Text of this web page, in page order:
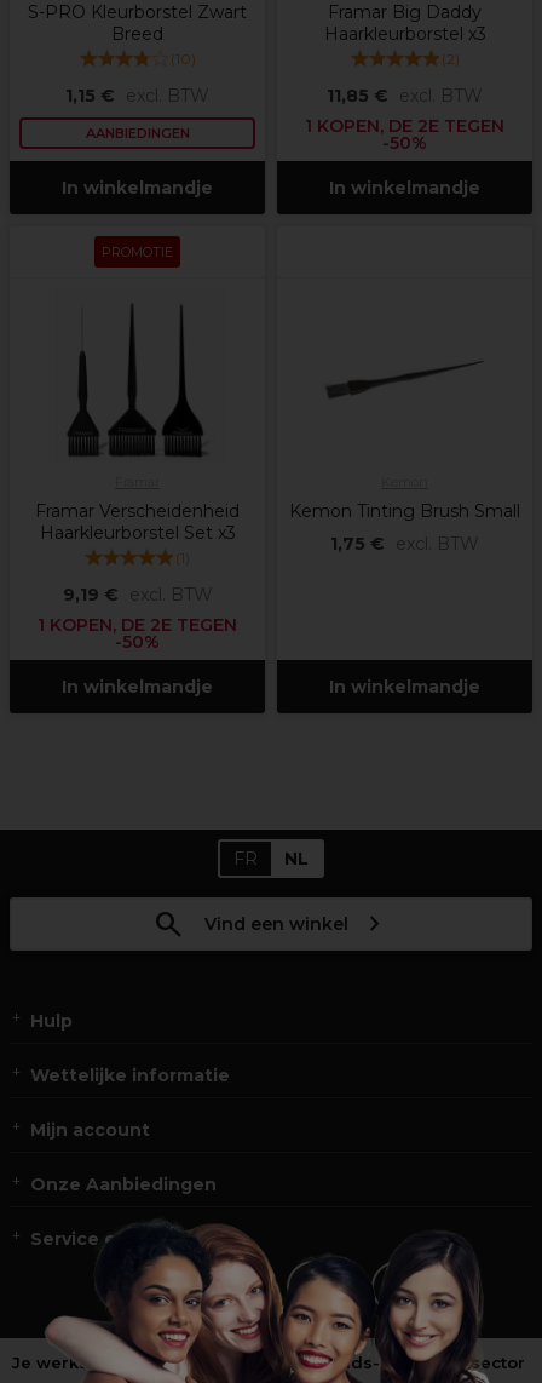
S-PRO Kleurborstel Zwart
Breed
(10)
1,15 € excl. BTW
AANBIEDINGEN
In winkelmandje
Framar Big Daddy
Haarkleurborstel x3
(2)
11,85 €
excl. BTW
1 KOPEN, DE 2E TEGEN
-50%
In winkelmandje
PROMOTIE
Framar Verscheidenheid
Haarkleurborstel Set x3
(1)
9,19 €
excl. BTW
1 KOPEN, DE 2E TEGEN
-50%
In winkelmandje
Kemon Tinting Brush Small
1,75 €
excl. BTW
In winkelmandje
FR NL
Vind een winkel
Hulp
Wettelijke informatie
Mijn account
Onze Aanbiedingen
Service en Contact
Je werkt niet in de kappers-, schoonheids- of barbiersector